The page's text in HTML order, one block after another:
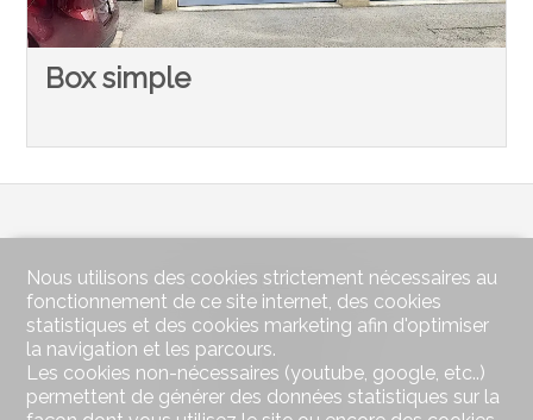
Box simple
Contactez-nous
benoît dorsaz immobilier Sàrl
Route Cantonale 51
Case postale 105
1964 Conthey
Tél. +41 27 398 40 07
Nous utilisons des cookies strictement nécessaires au
fonctionnement de ce site internet, des cookies
statistiques et des cookies marketing afin d'optimiser
la navigation et les parcours.
Les cookies non-nécessaires (youtube, google, etc..)
permettent de générer des données statistiques sur la